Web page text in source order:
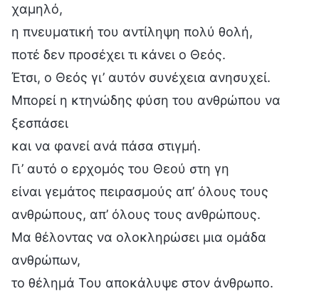
χαμηλό,
η πνευματική του αντίληψη πολύ θολή,
ποτέ δεν προσέχει τι κάνει ο Θεός.
Έτσι, ο Θεός γι’ αυτόν συνέχεια ανησυχεί.
Μπορεί η κτηνώδης φύση του ανθρώπου να
ξεσπάσει
και να φανεί ανά πάσα στιγμή.
Γι’ αυτό ο ερχομός του Θεού στη γη
είναι γεμάτος πειρασμούς απ’ όλους τους
ανθρώπους, απ’ όλους τους ανθρώπους.
Μα θέλοντας να ολοκληρώσει μια ομάδα
ανθρώπων,
το θέλημά Του αποκάλυψε στον άνθρωπο.